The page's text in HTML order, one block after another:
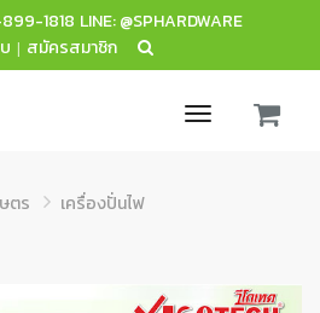
1818 LINE: @SPHARDWARE
| สมัครสมาชิก
Toggle
ตร
เครื่องปั่นไฟ